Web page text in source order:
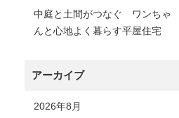
中庭と土間がつなぐ ワンちゃ
んと心地よく暮らす平屋住宅
アーカイブ
2026年8月